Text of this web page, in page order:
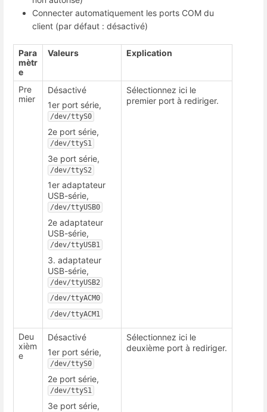
Connecter automatiquement les ports COM du
client (par défaut : désactivé)
Para
mètr
e
Valeurs Explication
Pre
mier
Désactivé
1er port série,
/dev/ttyS0
2e port série,
/dev/ttyS1
3e port série,
/dev/ttyS2
1er adaptateur
USB-série,
/dev/ttyUSB0
2e adaptateur
USB-série,
/dev/ttyUSB1
3. adaptateur
USB-série,
/dev/ttyUSB2
/dev/ttyACM0
/dev/ttyACM1
Sélectionnez ici le
premier port à rediriger.
Deu
xièm
e
Désactivé
1er port série,
/dev/ttyS0
2e port série,
/dev/ttyS1
3e port série,
Sélectionnez ici le
deuxième port à rediriger.